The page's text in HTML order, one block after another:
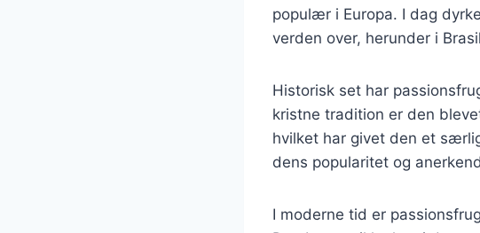
populær i Europa. I dag
verden over, herunder i
Historisk set har
kristne tradition er den
hvilket har givet den et
dens popularitet og
I moderne tid er